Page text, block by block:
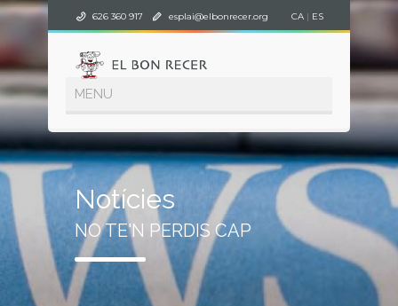
626 360 917 esplai@elbonrecer.org CA | ES
Notícies
NO TE'N PERDIS CAP